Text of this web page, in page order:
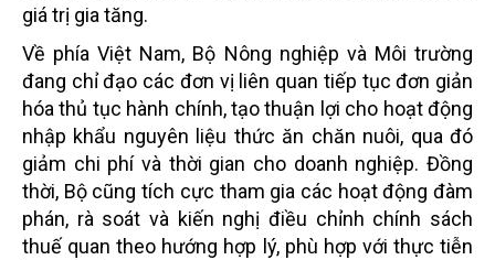
giá trị gia tăng.
Về phía Việt Nam, Bộ Nông nghiệp và Môi trường
đang chỉ đạo các đơn vị liên quan tiếp tục đơn giản
hóa thủ tục hành chính, tạo thuận lợi cho hoạt động
nhập khẩu nguyên liệu thức ăn chăn nuôi, qua đó
giảm chi phí và thời gian cho doanh nghiệp. Đồng
thời, Bộ cũng tích cực tham gia các hoạt động đàm
phán, rà soát và kiến nghị điều chỉnh chính sách
thuế quan theo hướng hợp lý, phù hợp với thực tiễn